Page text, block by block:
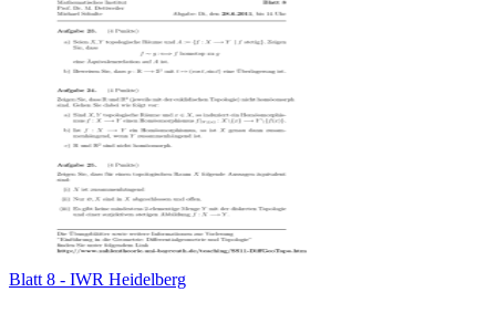
Blatt 8 - IWR Heidelberg